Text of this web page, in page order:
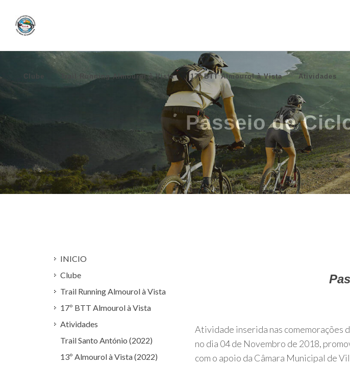
Clube Trail Running Almourol à Vista 17º BTT Almourol à Vista Atividades
Passeio de
Atividade inserida nas comemorações
no dia 04 de Novembro de 2018,
com o apoio da Câmara Municipal de
INICIO
Clube
Trail Running Almourol à Vista
17º BTT Almourol à Vista
Atividades
Trail Santo António (2022)
13º Almourol à Vista (2022)